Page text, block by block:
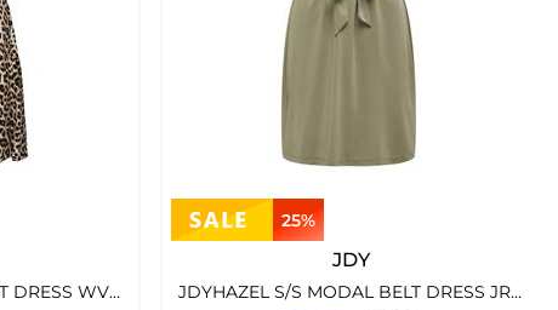
JDYTROYA LIFE S/S SHORT DRESS WVN DIA PUMICE STONE
25%
JDY
JDYHAZEL S/S MODAL BELT DRESS JRS MERMAID